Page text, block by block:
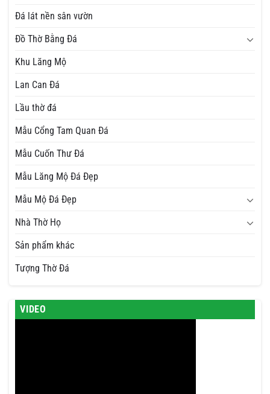
Đá lát nền sân vườn
Đồ Thờ Bằng Đá
Khu Lăng Mộ
Lan Can Đá
Lầu thờ đá
Mẫu Cổng Tam Quan Đá
Mẫu Cuốn Thư Đá
Mẫu Lăng Mộ Đá Đẹp
Mẫu Mộ Đá Đẹp
Nhà Thờ Họ
Sản phẩm khác
Tượng Thờ Đá
VIDEO